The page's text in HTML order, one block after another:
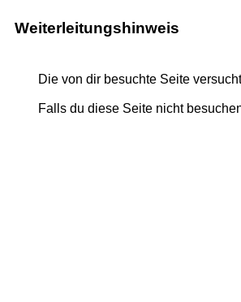
Weiterleitungshinweis
Die von dir besuchte Seite
Falls du diese Seite nicht